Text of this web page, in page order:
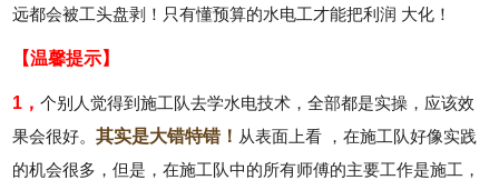
远都会被工头盘剥！只有懂预算的水电工才能把利润 大化！
【温馨提示】
1，个别人觉得到施工队去学水电技术，全部都是实操，应该效
果会很好。其实是大错特错！ 从表面上看 ，在施工队好像实践
的机会很多，但是，在施工队中的所有师傅的主要工作是施工，